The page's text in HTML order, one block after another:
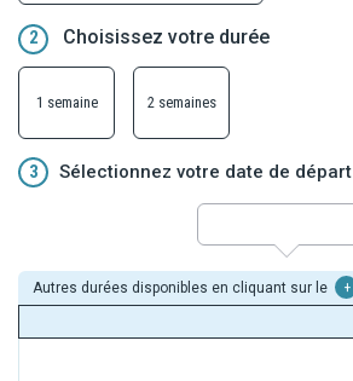
2 Choisissez votre durée
1 semaine 2 semaines
3 Sélectionnez votre date de départ
Autres durées disponibles en cliquant sur le +